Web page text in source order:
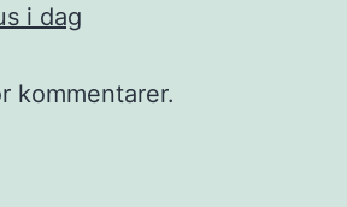
i dag
kommentarer.